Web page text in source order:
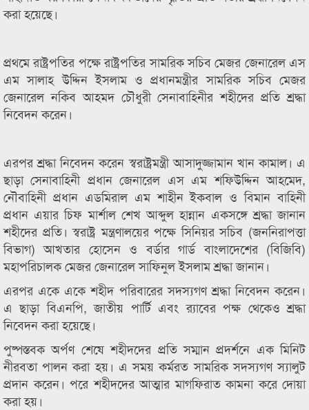
করা হয়েছে।
প্রথমে রাষ্ট্রপতির পক্ষে রাষ্ট্রপতির সামরিক সচিব মেজর জেনারেল এস
এম সালাহ উদ্দিন ইসলাম ও প্রধানমন্ত্রীর সামরিক সচিব মেজর
জেনারেল নকিব আহমদ চৌধুরী সেনাবাহিনীর শহীদের প্রতি শ্রদ্ধা
নিবেদন করেন।
এরপর শ্রদ্ধা নিবেদন করেন স্বরাষ্ট্রমন্ত্রী আসাদুজ্জামান খান কামাল। এ
ছাড়া সেনাবাহিনী প্রধান জেনারেল এস এম শফিউদ্দিন আহমেদ,
নৌবাহিনী প্রধান এডমিরাল এম শাহীন ইকবাল ও বিমান বাহিনী
প্রধান এয়ার চিফ মার্শাল শেখ আব্দুল হান্নান একসঙ্গে শ্রদ্ধা জানান
শহীদের প্রতি। স্বরাষ্ট্র মন্ত্রণালয়ের পক্ষে সিনিয়র সচিব (জননিরাপত্তা
বিভাগ) আখতার হোসেন ও বর্ডার গার্ড বাংলাদেশের (বিজিবি)
মহাপরিচালক মেজর জেনারেল সাফিনুল ইসলাম শ্রদ্ধা জানান।
এরপর একে একে শহীদ পরিবারের সদস্যগণ শ্রদ্ধা নিবেদন করেন।
এ ছাড়া বিএনপি, জাতীয় পার্টি এবং র‌্যাবের পক্ষ থেকেও শ্রদ্ধা
নিবেদন করা হয়েছে।
পুষ্পস্তবক অর্পণ শেষে শহীদদের প্রতি সম্মান প্রদর্শনে এক মিনিট
নীরবতা পালন করা হয়। এ সময় কর্মরত সামরিক সদস্যগণ স্যালুট
প্রদান করেন। পরে শহীদদের আত্মার মাগফিরাত কামনা করে দোয়া
করা হয়।